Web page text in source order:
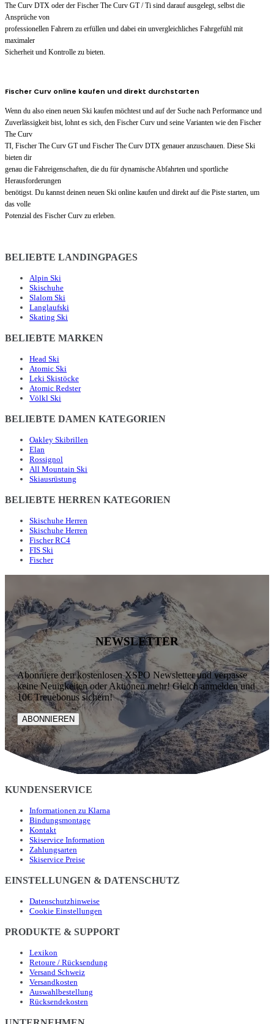
The Curv DTX oder der Fischer The Curv GT / Ti sind darauf ausgelegt, selbst die
Ansprüche von
professionellen Fahrern zu erfüllen und dabei ein unvergleichliches Fahrgefühl mit
maximaler
Sicherheit und Kontrolle zu bieten.
Fischer Curv online kaufen und direkt durchstarten
Wenn du also einen neuen Ski kaufen möchtest und auf der Suche nach Performance und
Zuverlässigkeit bist, lohnt es sich, den Fischer Curv und seine Varianten wie den Fischer
The Curv
TI, Fischer The Curv GT und Fischer The Curv DTX genauer anzuschauen. Diese Ski
bieten dir
genau die Fahreigenschaften, die du für dynamische Abfahrten und sportliche
Herausforderungen
benötigst. Du kannst deinen neuen Ski online kaufen und direkt auf die Piste starten, um
das volle
Potenzial des Fischer Curv zu erleben.
BELIEBTE LANDINGPAGES
Alpin Ski
Skischuhe
Slalom Ski
Langlaufski
Skating Ski
BELIEBTE MARKEN
Head Ski
Atomic Ski
Leki Skistöcke
Atomic Redster
Völkl Ski
BELIEBTE DAMEN KATEGORIEN
Oakley Skibrillen
Elan
Rossignol
All Mountain Ski
Skiausrüstung
BELIEBTE HERREN KATEGORIEN
Skischuhe Herren
Skischuhe Herren
Fischer RC4
FIS Ski
Fischer
NEWSLETTER
Abonniere den kostenlosen XSPO Newsletter und verpasse
keine Neuigkeiten oder Aktionen mehr! Gleich anmelden und
10€ Treuebonus sichern!
ABONNIEREN
KUNDENSERVICE
Informationen zu Klarna
Bindungsmontage
Kontakt
Skiservice Information
Zahlungsarten
Skiservice Preise
EINSTELLUNGEN & DATENSCHUTZ
Datenschutzhinweise
Cookie Einstellungen
PRODUKTE & SUPPORT
Lexikon
Retoure / Rücksendung
Versand Schweiz
Versandkosten
Auswahlbestellung
Rücksendekosten